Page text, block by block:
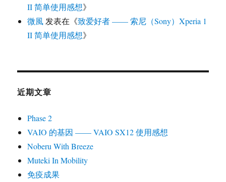
II 简单使用感想》
微風 发表在《致爱好者 —— 索尼（Sony）Xperia 1
II 简单使用感想》
近期文章
Phase 2
VAIO 的基因 —— VAIO SX12 使用感想
Noberu With Breeze
Muteki In Mobility
免疫成果